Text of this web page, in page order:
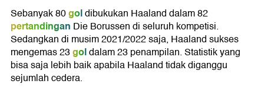
Sebanyak 80goldibukukan Haaland dalam 82
pertandingan Die Borussen di seluruh kompetisi.
Sedangkan di musim 2021/2022 saja, Haaland sukses
mengemas 23goldalam 23 penampilan. Statistik yang
bisa saja lebih baik apabila Haaland tidak diganggu
sejumlah cedera.